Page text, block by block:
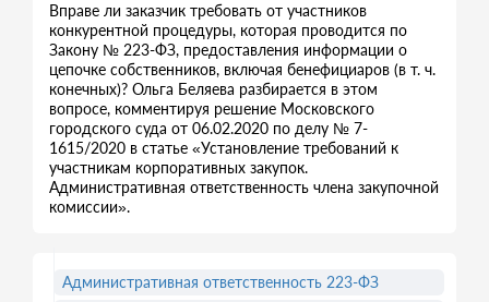
Вправе ли заказчик требовать от участников
конкурентной процедуры, которая проводится по
Закону № 223-ФЗ, предоставления информации о
цепочке собственников, включая бенефициаров (в т. ч.
конечных)? Ольга Беляева разбирается в этом
вопросе, комментируя решение Московского
городского суда от 06.02.2020 по делу № 7-
1615/2020 в статье «Установление требований к
участникам корпоративных закупок.
Административная ответственность члена закупочной
комиссии».
Административная ответственность 223-ФЗ